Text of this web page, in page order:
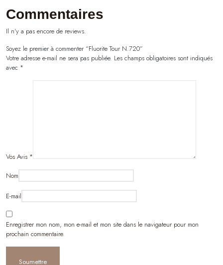
Commentaires
Il n'y a pas encore de reviews.
Soyez le premier à commenter “Fluorite Tour N.720”
Votre adresse e-mail ne sera pas publiée. Les champs obligatoires sont indiqués
avec *
Vos Avis *
Nom
E-mail
Enregistrer mon nom, mon e-mail et mon site dans le navigateur pour mon
prochain commentaire.